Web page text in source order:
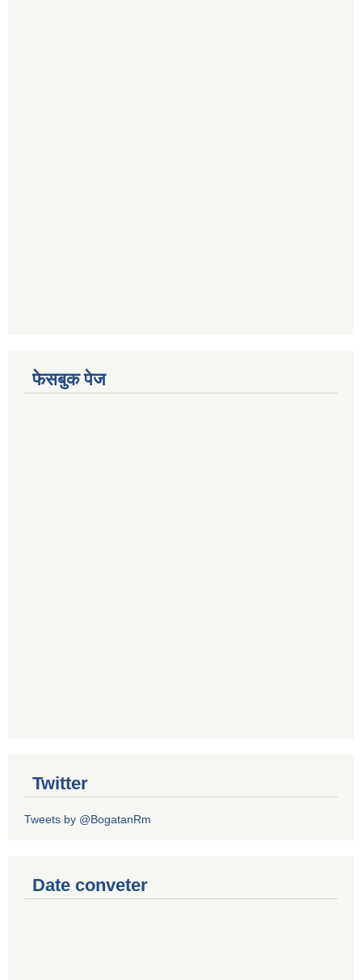
फेसबुक पेज
Twitter
Tweets by @BogatanRm
Date conveter